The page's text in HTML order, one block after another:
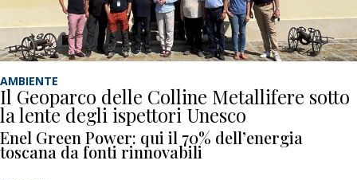
AMBIENTE
Il Geoparco delle Colline Metallifere sotto
la lente degli ispettori Unesco
Enel Green Power: qui il 70% dell’energia
toscana da fonti rinnovabili